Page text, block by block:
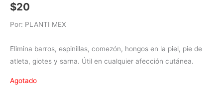
$20
Por: PLANTI MEX
Elimina barros, espinillas, comezón, hongos en la piel, pie de
atleta, giotes y sarna. Útil en cualquier afección cutánea.
Agotado